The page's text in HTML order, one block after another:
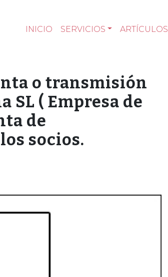
INICIO SERVICIOS ARTÍCULOS
o transmisión
SL ( Empresa de
de
socios.